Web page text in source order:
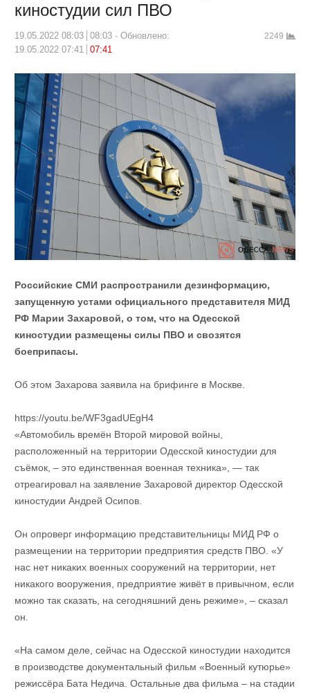
киностудии сил ПВО
19.05.2022 08:03 08:03
Обновлено:
19.05.2022 07:41
07:41
2249
Российские СМИ распространили дезинформацию,
запущенную устами официального представителя МИД
РФ Марии Захаровой, о том, что на Одесской
киностудии размещены силы ПВО и свозятся
боеприпасы.
Об этом Захарова заявила на брифинге в Москве.
https://youtu.be/WF3gadUEgH4
«Автомобиль времён Второй мировой войны,
расположенный на территории Одесской киностудии для
съёмок, – это единственная военная техника», — так
отреагировал на заявление Захаровой директор Одесской
киностудии Андрей Осипов.
Он опроверг информацию представительницы МИД РФ о
размещении на территории предприятия средств ПВО. «У
нас нет никаких военных сооружений на территории, нет
никакого вооружения, предприятие живёт в привычном, если
можно так сказать, на сегодняшний день режиме», – сказал
он.
«На самом деле, сейчас на Одесской киностудии находится
в производстве документальный фильм «Военный кутюрье»
режиссёра Бата Недича. Остальные два фильма – на стадии